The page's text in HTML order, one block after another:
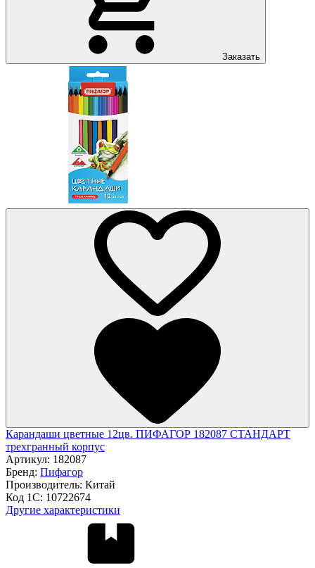
Заказать
Карандаши цветные 12цв. ПИФАГОР 182087 СТАНДАРТ
трехгранный корпус
Артикул: 182087
Бренд: Пифагор
Производитель: Китай
Код 1С: 10722674
Другие характеристики